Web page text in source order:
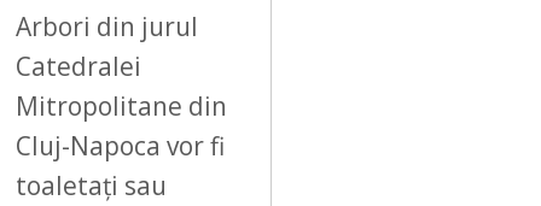
Arbori din jurul
Catedralei
Mitropolitane din
Cluj-Napoca vor fi
toaletați sau